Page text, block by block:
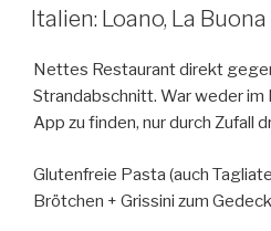
AM
Italien: Loano, La
Nettes Restaurant direkt
Strandabschnitt. War weder im
App zu finden, nur durch Zufall
Glutenfreie Pasta (auch
Brötchen + Grissini zum